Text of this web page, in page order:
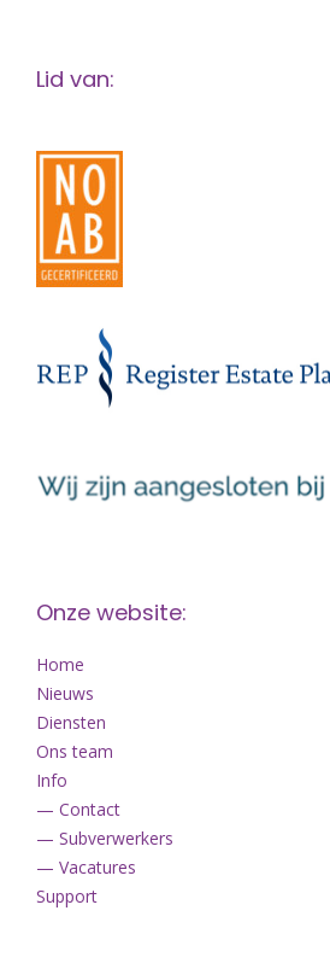
Lid van:
Onze website:
Home
Nieuws
Diensten
Ons team
Info
— Contact
— Subverwerkers
— Vacatures
Support